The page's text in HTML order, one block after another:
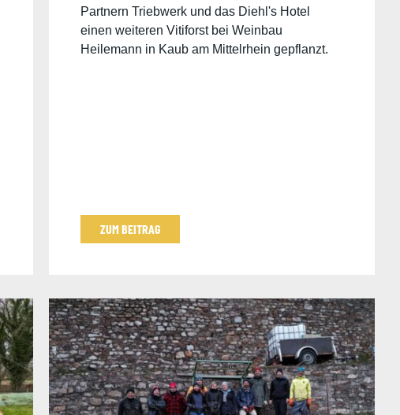
Partnern Triebwerk und das Diehl's Hotel
einen weiteren Vitiforst bei Weinbau
Heilemann in Kaub am Mittelrhein gepflanzt.
ZUM BEITRAG